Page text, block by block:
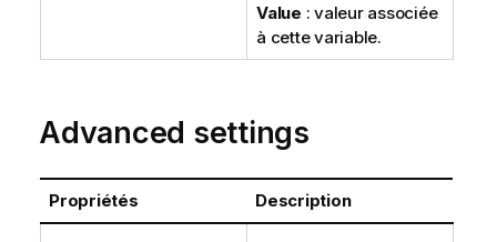
Value : valeur associée
à cette variable.
Advanced settings
Propriétés Description